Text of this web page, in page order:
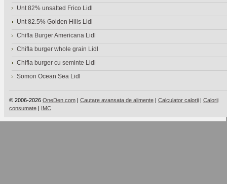
Unt 82% unsalted Frico Lidl
Unt 82.5% Golden Hills Lidl
Chifla Burger Americana Lidl
Chifla burger whole grain Lidl
Chifla burger cu seminte Lidl
Somon Ocean Sea Lidl
© 2006-2026 OneDen.com | Cautare avansata de alimente | Calculator calorii | Calorii
consumate | IMC